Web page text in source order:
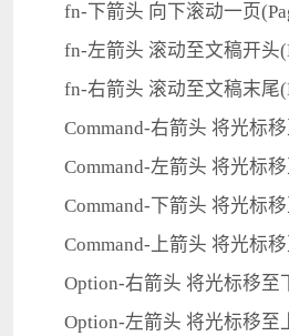
fn-下箭头 向下滚动一页
fn-左箭头 滚动至文稿开头
fn-右箭头 滚动至文稿末尾
Command-右箭头 将光标移
Command-左箭头 将光标移
Command-下箭头 将光标移
Command-上箭头 将光标移
Option-右箭头 将光标移至
Option-左箭头 将光标移至